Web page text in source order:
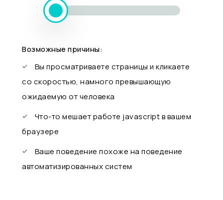
Возможные причины:
Вы просматриваете страницы и кликаете
со скоростью, намного превышающую
ожидаемую от человека
Что-то мешает работе javascript в вашем
браузере
Ваше поведение похоже на поведение
автоматизированных систем